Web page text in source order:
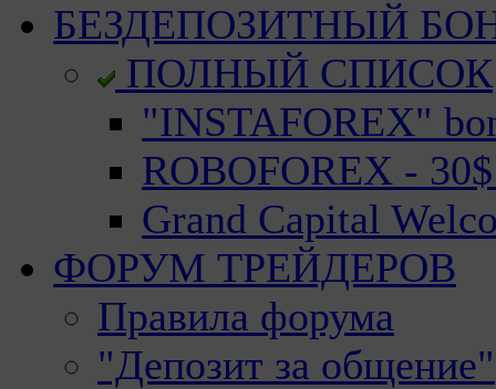
БЕЗДЕПОЗИТНЫЙ
ПОЛНЫЙ СПИСОК
"INSTAFOREX"
ROBOFOREX -
Grand Capital
ФОРУМ ТРЕЙДЕРОВ
Правила форума
"Депозит за общение"